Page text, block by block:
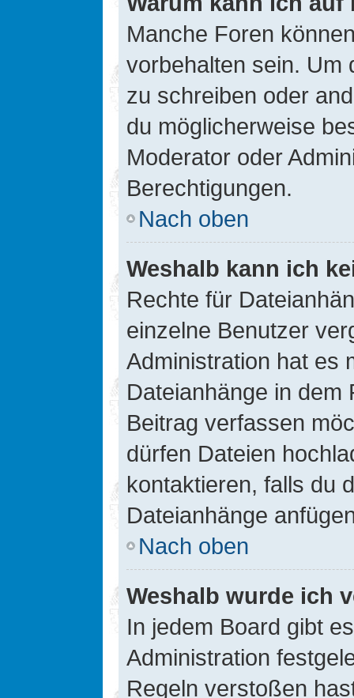
Manche Foren
vorbehalten sein. Um
zu schreiben oder
du möglicherweise
Moderator oder
Berechtigungen.
Nach oben
Weshalb kann ich
Rechte für
einzelne Benutzer
Administration hat es
Dateianhänge in dem
Beitrag verfassen
dürfen Dateien
kontaktieren, falls du
Dateianhänge
Nach oben
Weshalb wurde ich
In jedem Board gibt
Administration
Regeln verstoßen